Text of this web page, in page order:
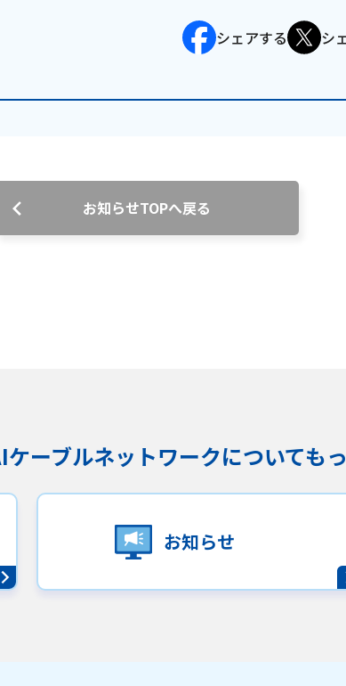
支店一覧
沿革
組織図
シェアする シ
お知らせTOPへ戻る
ケーブルネットワークについても
お知らせ